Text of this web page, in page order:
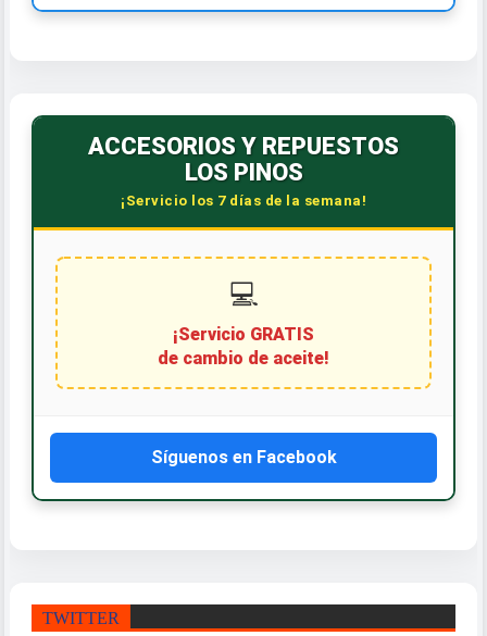
ACCESORIOS Y REPUESTOS
LOS PINOS
¡Servicio los 7 días de la semana!
💻
¡Servicio GRATIS
de cambio de aceite!
Síguenos en Facebook
TWITTER